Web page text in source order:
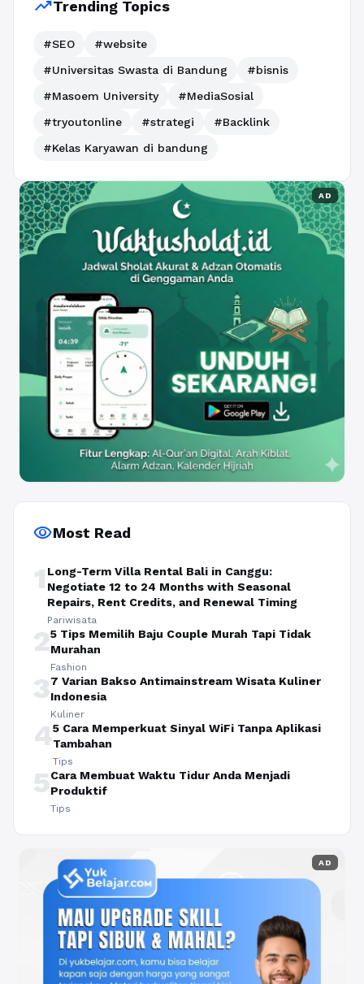
trending_upTrending Topics
#SEO
#website
#Universitas Swasta di Bandung
#bisnis
#Masoem University
#MediaSosial
#tryoutonline
#strategi
#Backlink
#Kelas Karyawan di bandung
AD
visibilityMost Read
1 Long-Term Villa Rental Bali in Canggu:
Negotiate 12 to 24 Months with Seasonal
Repairs, Rent Credits, and Renewal Timing
Pariwisata
25 Tips Memilih Baju Couple Murah Tapi Tidak
Murahan
Fashion
37 Varian Bakso Antimainstream Wisata Kuliner
Indonesia
Kuliner
45 Cara Memperkuat Sinyal WiFi Tanpa Aplikasi
Tambahan
Tips
5Cara Membuat Waktu Tidur Anda Menjadi
Produktif
Tips
AD